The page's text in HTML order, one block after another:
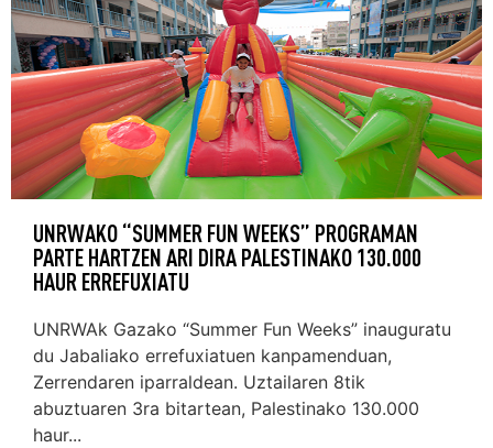
UNRWAKO “SUMMER FUN WEEKS” PROGRAMAN
PARTE HARTZEN ARI DIRA PALESTINAKO 130.000
HAUR ERREFUXIATU
UNRWAk Gazako “Summer Fun Weeks” inauguratu
du Jabaliako errefuxiatuen kanpamenduan,
Zerrendaren iparraldean. Uztailaren 8tik
abuztuaren 3ra bitartean, Palestinako 130.000
haur...